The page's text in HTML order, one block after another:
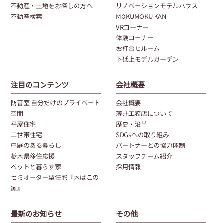
不動産・土地をお探しの方へ
不動産検索
リノベーションモデルハウス
MOKUMOKU KAN
VRコーナー
体験コーナー
お打合せルーム
下砥上モデルガーデン
注目のコンテンツ
防音室 自分だけのプライベート
空間
平屋住宅
二世帯住宅
中庭のある暮らし
栃木県移住応援
ペットと暮らす家
セミオーダー型住宅『木ばこの
家』
会社概要
会社概要
薄井工務店について
歴史・沿革
SDGsへの取り組み
パートナーとの協力体制
スタッフチーム紹介
採用情報
最新のお知らせ その他